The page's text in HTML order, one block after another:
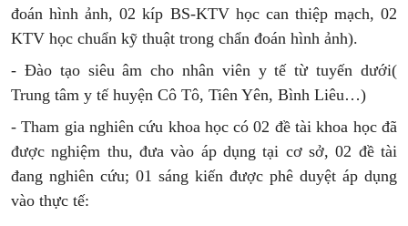
đoán hình ảnh, 02 kíp BS-KTV học can thiệp mạch, 02
KTV học chuẩn kỹ thuật trong chẩn đoán hình ảnh).
- Đào tạo siêu âm cho nhân viên y tế từ tuyến dưới(
Trung tâm y tế huyện Cô Tô, Tiên Yên, Bình Liêu…)
- Tham gia nghiên cứu khoa học có 02 đề tài khoa học đã
được nghiệm thu, đưa vào áp dụng tại cơ sở, 02 đề tài
đang nghiên cứu; 01 sáng kiến được phê duyệt áp dụng
vào thực tế: